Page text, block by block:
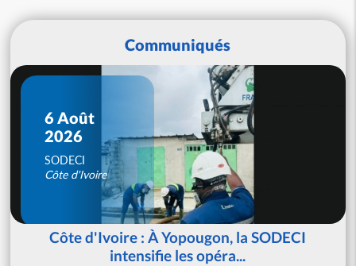
Communiqués
6 Août
2026
SODECI
Côte d'Ivoire
Côte d'Ivoire : À Yopougon, la SODECI
intensifie les opéra...